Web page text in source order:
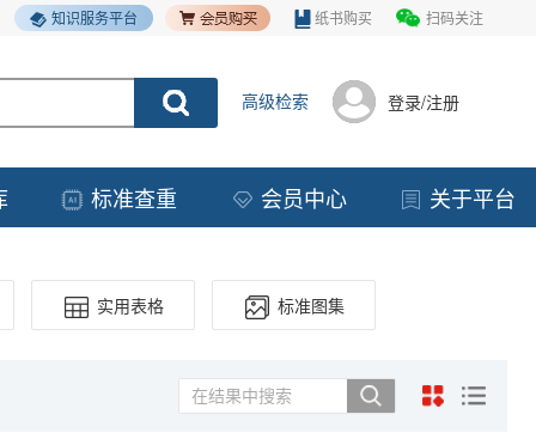
知识服务平台 纸书购买 扫码关注
高级检索 登录/注册
标准查重 会员中心 关于平台
实用表格 标准图集